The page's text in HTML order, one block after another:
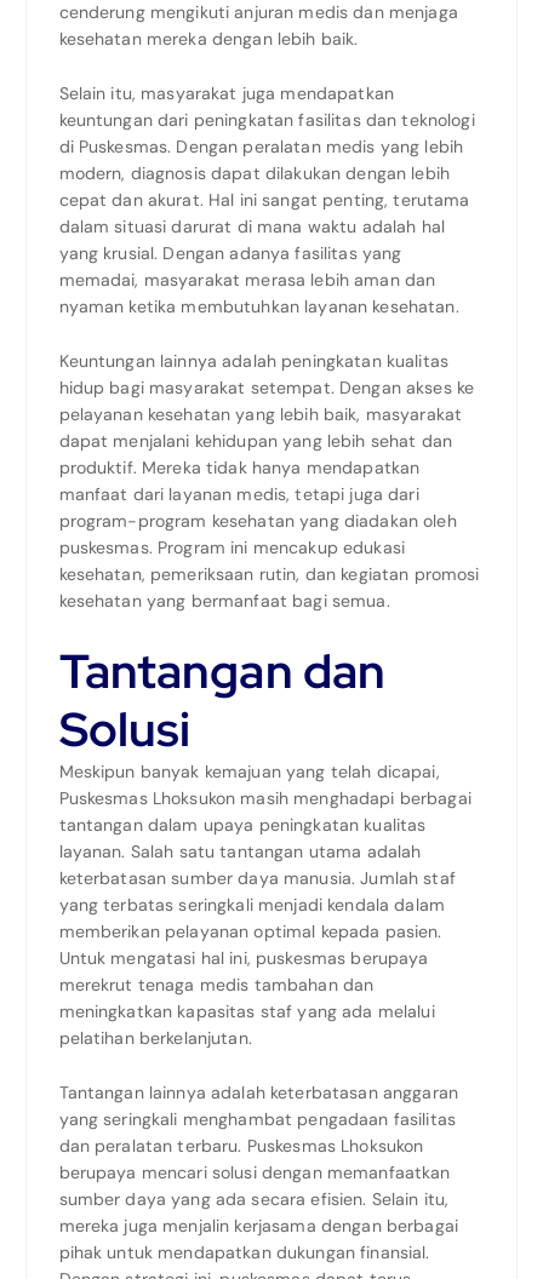
cenderung mengikuti anjuran medis dan menjaga
kesehatan mereka dengan lebih baik.
Selain itu, masyarakat juga mendapatkan
keuntungan dari peningkatan fasilitas dan teknologi
di Puskesmas. Dengan peralatan medis yang lebih
modern, diagnosis dapat dilakukan dengan lebih
cepat dan akurat. Hal ini sangat penting, terutama
dalam situasi darurat di mana waktu adalah hal
yang krusial. Dengan adanya fasilitas yang
memadai, masyarakat merasa lebih aman dan
nyaman ketika membutuhkan layanan kesehatan.
Keuntungan lainnya adalah peningkatan kualitas
hidup bagi masyarakat setempat. Dengan akses ke
pelayanan kesehatan yang lebih baik, masyarakat
dapat menjalani kehidupan yang lebih sehat dan
produktif. Mereka tidak hanya mendapatkan
manfaat dari layanan medis, tetapi juga dari
program-program kesehatan yang diadakan oleh
puskesmas. Program ini mencakup edukasi
kesehatan, pemeriksaan rutin, dan kegiatan promosi
kesehatan yang bermanfaat bagi semua.
Tantangan dan
Solusi
Meskipun banyak kemajuan yang telah dicapai,
Puskesmas Lhoksukon masih menghadapi berbagai
tantangan dalam upaya peningkatan kualitas
layanan. Salah satu tantangan utama adalah
keterbatasan sumber daya manusia. Jumlah staf
yang terbatas seringkali menjadi kendala dalam
memberikan pelayanan optimal kepada pasien.
Untuk mengatasi hal ini, puskesmas berupaya
merekrut tenaga medis tambahan dan
meningkatkan kapasitas staf yang ada melalui
pelatihan berkelanjutan.
Tantangan lainnya adalah keterbatasan anggaran
yang seringkali menghambat pengadaan fasilitas
dan peralatan terbaru. Puskesmas Lhoksukon
berupaya mencari solusi dengan memanfaatkan
sumber daya yang ada secara efisien. Selain itu,
mereka juga menjalin kerjasama dengan berbagai
pihak untuk mendapatkan dukungan finansial.